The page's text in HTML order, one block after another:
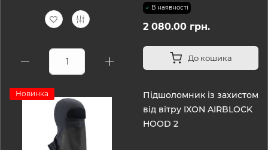
В наявності
2 080.00 грн.
До кошика
Новинка
Підшоломник із захистом
від вітру IXON AIRBLOCK
HOOD 2